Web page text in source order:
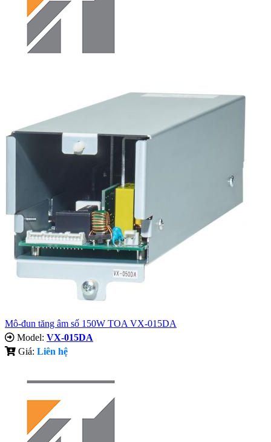
Mô-đun tăng âm số 150W TOA VX-015DA
Model: VX-015DA
Giá: Liên hệ